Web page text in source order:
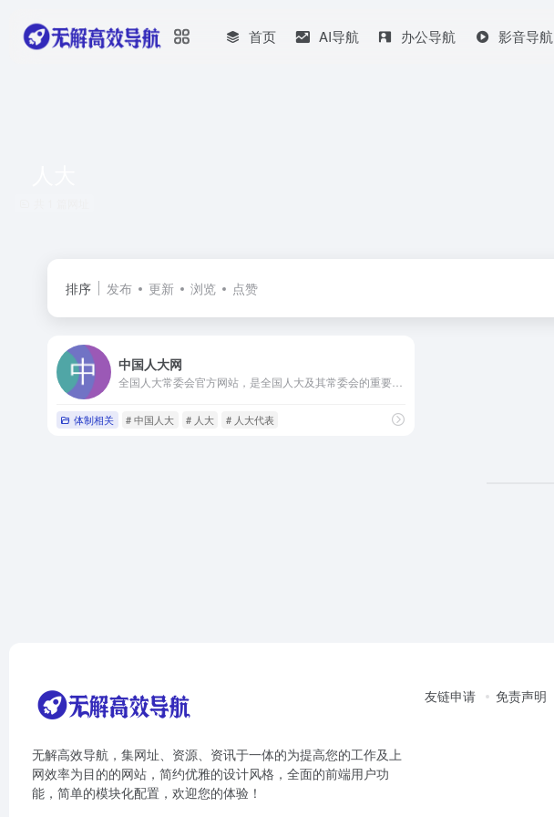
首页 AI导航 办公导航 影音导航
排序 发布 更新 浏览 点赞
中国人大网
体制相关 # 中国人大 # 人大 # 人大代表
无解高效导航，集网址、资源、资讯于一体的为提高您的工作及上
网效率为目的的网站，简约优雅的设计风格，全面的前端用户功
能，简单的模块化配置，欢迎您的体验！
友链申请 免责声明